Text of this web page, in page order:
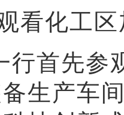
看化工
首先参
生产车